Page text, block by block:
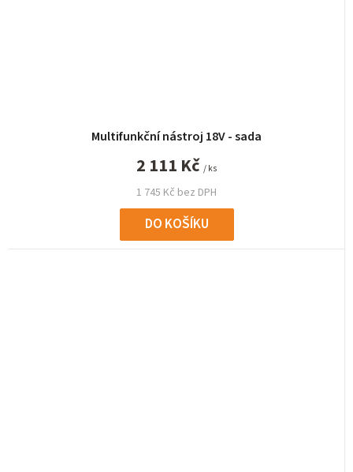
Multifunkční nástroj 18V - sada
1 745 Kč bez DPH
2 111 Kč / ks
DO KOŠÍKU